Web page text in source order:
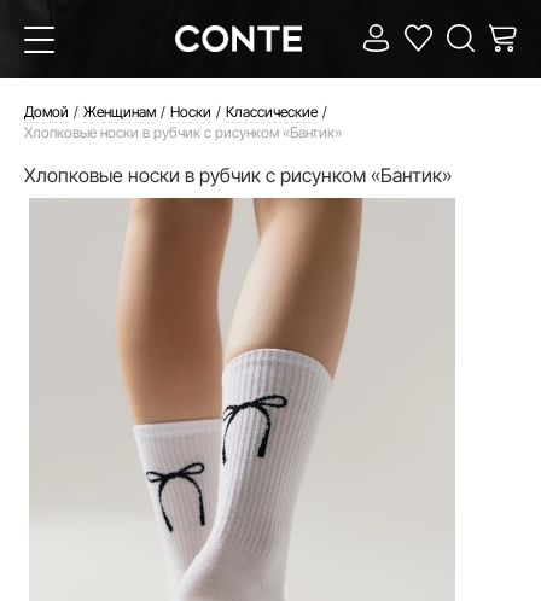
Домой Женщинам Носки
Классические
Хлопковые носки в рубчик с рисунком «Бантик»
Хлопковые носки в рубчик с рисунком «Бантик»